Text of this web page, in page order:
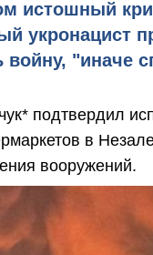
истошный
укронацист
войну, "иначе
подтвердил
в
вооружений.